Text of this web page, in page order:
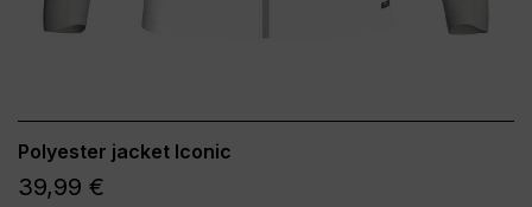
Polyester jacket Iconic
39,99 €